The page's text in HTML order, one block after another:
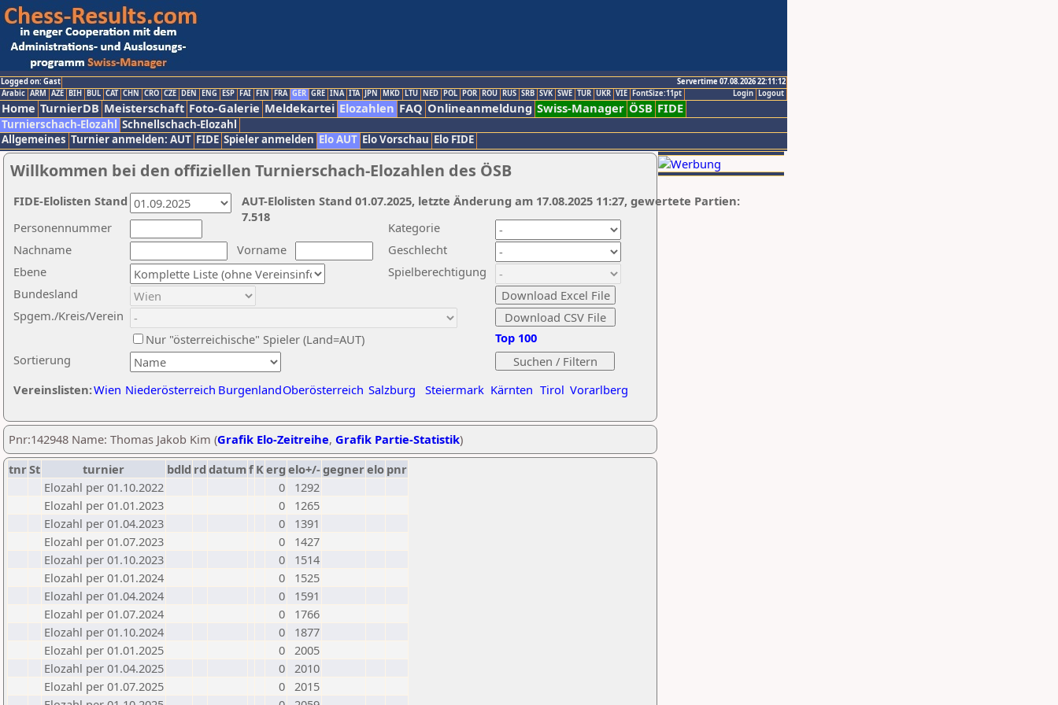
Logged on: Gast
Servertime 07.08.2026 22:11:12
Logout
Login
Arabic ARM AZE BIH BUL CAT CHN CRO CZE DEN ENG ESP FAI FIN FRA GER GRE INA ITA JPN MKD LTU NED POL POR ROU RUS SRB SVK SWE TUR UKR VIE FontSize:11pt
Home TurnierDB Meisterschaft Foto-Galerie Meldekartei Elozahlen FAQ Onlineanmeldung Swiss-Manager ÖSB FIDE
Turnierschach-Elozahl Schnellschach-Elozahl
Allgemeines Turnier anmelden: AUT FIDE Spieler anmelden Elo AUT Elo Vorschau Elo FIDE
Willkommen bei den offiziellen Turnierschach-Elozahlen des ÖSB
Nachname
Vorname
Ebene
Kategorie
Sortierung
Personennummer
Bundesland
Spgem./Kreis/Verein
Geschlecht
Nur "österreichische" Spieler (Land=AUT)
Spielberechtigung
Vereinslisten:Wien Niederösterreich BurgenlandOberösterreich Salzburg Steiermark Kärnten Tirol Vorarlberg
Top 100
AUT-Elolisten Stand 01.07.2025, letzte Änderung am 17.08.2025 11:27, gewertete Partien:
7.518
FIDE-Elolisten Stand
Pnr:142948 Name: Thomas Jakob Kim (Grafik Elo-Zeitreihe, Grafik Partie-Statistik)
tnrSt turnier bdld rd datumf Kerg elo+/-gegnerelo pnr
Elozahl per 01.10.2022
0
1292
Elozahl per 01.01.2023
0
1265
Elozahl per 01.04.2023
0
1391
Elozahl per 01.07.2023
0
1427
Elozahl per 01.10.2023
0
1514
Elozahl per 01.01.2024
0
1525
Elozahl per 01.04.2024
0
1591
Elozahl per 01.07.2024
0
1766
Elozahl per 01.10.2024
0
1877
Elozahl per 01.01.2025
0 2005
Elozahl per 01.04.2025
0 2010
Elozahl per 01.07.2025
0 2015